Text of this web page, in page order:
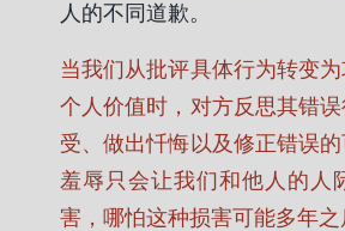
人的不同道歉。
当我们从批评具体行为转变
个人价值时，对方反思其错
受、做出忏悔以及修正错误的
羞辱只会让我们和他人的人
害，哪怕这种损害可能多年之